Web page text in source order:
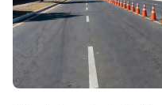
(Foto: